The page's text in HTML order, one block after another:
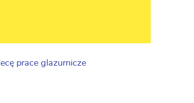
prace glazurnicze